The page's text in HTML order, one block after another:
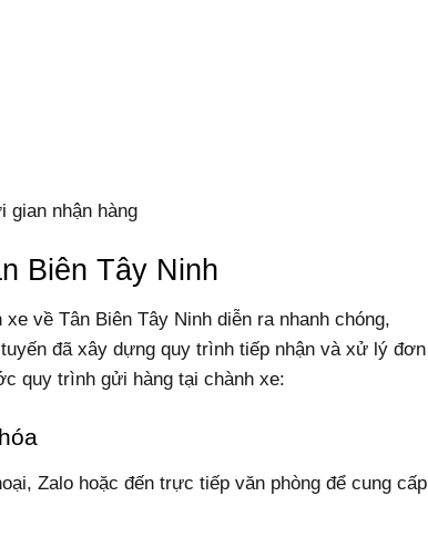
gian nhận hàng
Biên Tây Ninh
về Tân Biên Tây Ninh diễn ra nhanh chóng,
đã xây dựng quy trình tiếp nhận và xử lý đơn
quy trình gửi hàng tại chành xe:
Zalo hoặc đến trực tiếp văn phòng để cung cấp